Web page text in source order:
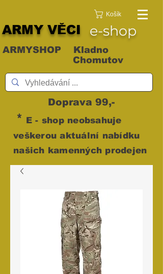
Košík
e-shop
ARMY VĚCI
ARMYSHOP Kladno
Chomutov
Doprava 99,-
* E - shop neobsahuje
veškerou aktuální nabídku
našich kamenných prodejen